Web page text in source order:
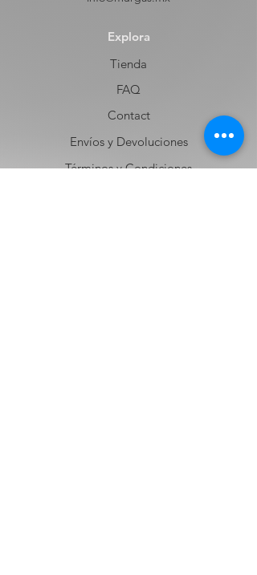
Explora
Tienda
FAQ
Contact
Envíos y Devoluciones
Términos y Condiciones